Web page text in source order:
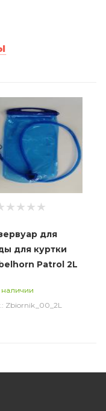
для
для куртки
Patrol 2L
наличии
Zbiornik_00_2L